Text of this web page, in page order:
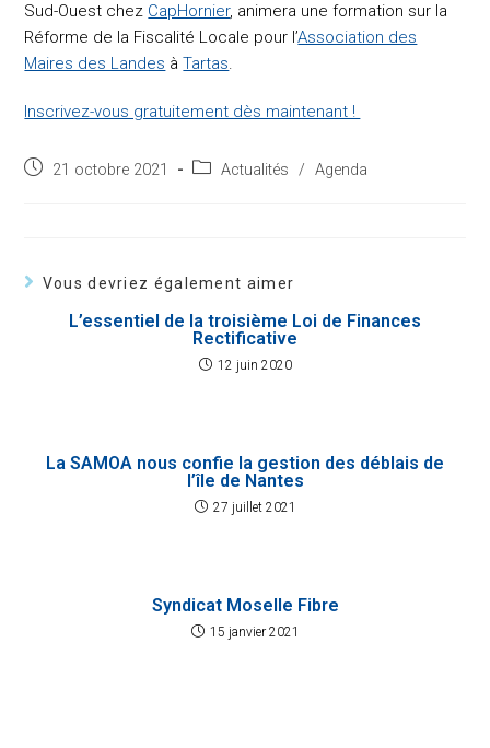
Sud-Ouest chez CapHornier, animera une formation sur la
Réforme de la Fiscalité Locale pour l’Association des
Maires des Landes àTartas.
Inscrivez-vous gratuitement dès maintenant !
Post21 octobre 2021
PostActualités / Agenda
Vous devriez également aimer
L’essentiel de la troisième Loi de Finances
Rectificative
12 juin 2020
La SAMOA nous confie la gestion des déblais de
l’île de Nantes
27 juillet 2021
Syndicat Moselle Fibre
15 janvier 2021